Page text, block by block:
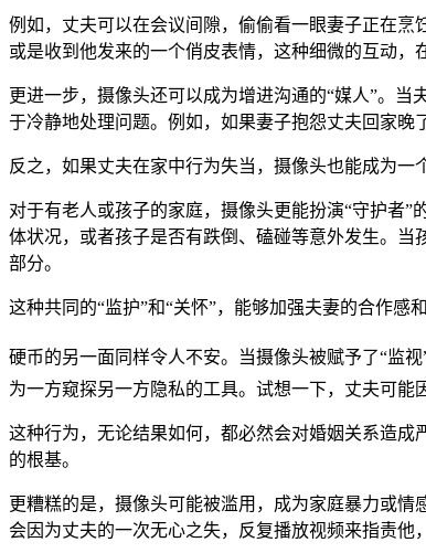
例如，丈夫可以在会议间隙，偷偷看一眼妻子正在烹
或是收到他发来的一个俏皮表情，这种细微的互动，
更进一步，摄像头还可以成为增进沟通的“媒人”。
于冷静地处理问题。例如，如果妻子抱怨丈夫回家晚
反之，如果丈夫在家中行为失当，摄像头也能成为一
对于有老人或孩子的家庭，摄像头更能扮演“守护者
体状况，或者孩子是否有跌倒、磕碰等意外发生。
部分。
这种共同的“监护”和“关怀”，能够加强夫妻的合作感
硬币的另一面同样令人不安。当摄像头被赋予了“监
为一方窥探另一方隐私的工具。试想一下，丈夫可能
这种行为，无论结果如何，都必然会对婚姻关系造
的根基。
更糟糕的是，摄像头可能被滥用，成为家庭暴力或
会因为丈夫的一次无心之失，反复播放视频来指责他